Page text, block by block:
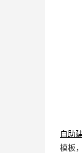
自助
模板